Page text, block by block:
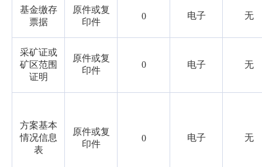
基金缴存
票据
原件或复
印件
0 电子 无
采矿证或
矿区范围
证明
原件或复
印件
0 电子 无
方案基本
情况信息
表
原件或复
印件
0 电子 无